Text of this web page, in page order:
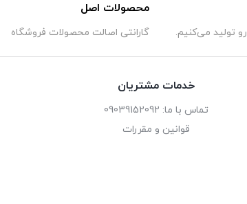
تولید می‌کنیم.
محصولات اصل
گارانتی اصالت محصولات فروشگاه
خدمات مشتریان
تماس با ما: 09039152092
قوانین و مقررات